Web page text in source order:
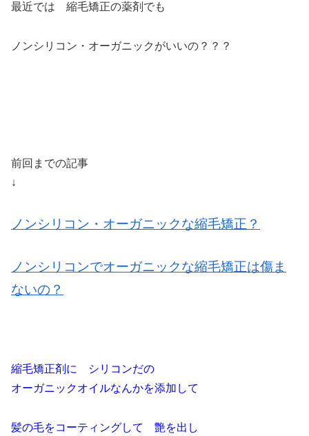
最近では 縮毛矯正の薬剤でも
ノンシリコン・オーガニックがいいの？？？
前回までの記事
↓
ノンシリコン・オーガニックな縮毛矯正？
ノンシリコンでオーガニックな縮毛矯正は傷ま
ないの？
縮毛矯正剤に シリコンだの
オーガニックオイルなんかを添加して
髪の毛をコーティングして 艶を出し